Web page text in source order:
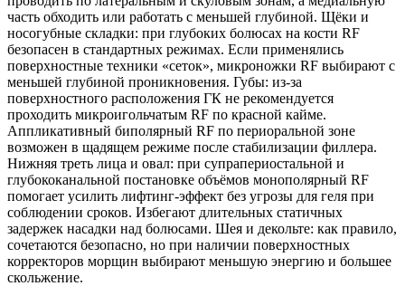
часть обходить или работать с меньшей глубиной. Щёки и
носогубные складки: при глубоких болюсах на кости RF
безопасен в стандартных режимах. Если применялись
поверхностные техники «сеток», микроножки RF выбирают с
меньшей глубиной проникновения. Губы: из‑за
поверхностного расположения ГК не рекомендуется
проходить микроигольчатым RF по красной кайме.
Аппликативный биполярный RF по периоральной зоне
возможен в щадящем режиме после стабилизации филлера.
Нижняя треть лица и овал: при супрапериостальной и
глубококанальной постановке объёмов монополярный RF
помогает усилить лифтинг‑эффект без угрозы для геля при
соблюдении сроков. Избегают длительных статичных
задержек насадки над болюсами. Шея и декольте: как правило,
сочетаются безопасно, но при наличии поверхностных
корректоров морщин выбирают меньшую энергию и большее
скольжение.